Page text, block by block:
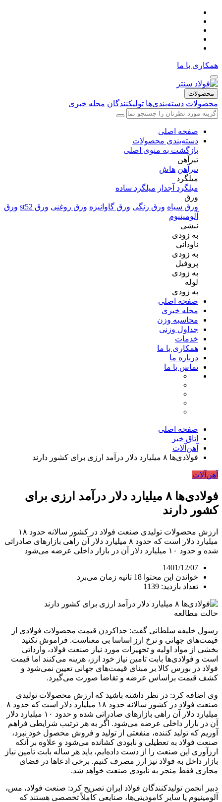
همکاری با ما
محصولات
محصولات دسته‌بندی‌ها تولیکنندگان مجله خبری
صفحه اصلی
دسته‌بندی محصولات
بازگشت به منوی اصلی
تیرآهن
تیرآهن هاش
میلگرد
میلگرد آجدار میلگرد ساده
ورق
ورق سیاه ورق رنگی ورق گاوانیزه ورق روغنی ورق st52
ورق
آلومینیوم
نبشی
به زودی
ناودانی
به زودی
پروفیل
به زودی
لوله
به زودی
صفحه اصلی
مجله خبری
محاسبه وزن
جداول وزنی
خدمات
همکاری با ما
درباره ما
تماس با ما
صفحه اصلی
اتاق خبر
آهن‌آلات
فولادی‌ها ۸ میلیارد دلار درآمد ارزی برای کشور دارند
آهن‌آلات
فولادی‌ها ۸ میلیارد دلار درآمد ارزی برای
کشور دارند
ارزش محصولات تولیدی صنعت فولاد در کشور سالانه حدود ۱۸
میلیارد دلار است که حدود ۸ میلیارد دلار آن راهی بازار‌های صادراتی
شده و حدود ۱۰ میلیارد دلار آن در بازار داخلی عرضه می‌شود
1401/12/07
خواندن این محتوا 18 ثانیه زمان می‌برد
تعداد بازدید: 1139
حالت مطالعه
رسول خلیفه سلطانی گفت: جداکردن قیمت محصولات فولادی از
قیمت‌های جهانی و نرخ ارز اساسا بی معناست. فراموش نکنید
بخشی از مواد اولیه و تجهیزات مورد نیاز صنعت فولاد، وارداتی
است و فولادی‌ها بابت تامین نیاز خود ارز، هزینه می‌کنند اما قیمت
فولاد در بورس کالا بر مبنای قیمت‌های جهانی تعیین نمی‌شود و
کشف قیمت براساس عرضه و تقاضا صورت می‌گیرد.
وی اضافه کرد: در نظر داشته باشید که ارزش محصولات تولیدی
صنعت فولاد در کشور سالانه حدود ۱۸ میلیارد دلار است که حدود ۸
میلیارد دلار آن راهی بازار‌های صادراتی شده و حدود ۱۰ میلیارد دلار
آن در بازار داخلی عرضه می‌شود. اگر به هر ترتیب شرایطی فراهم
آوریم که تولید کننده، منفعتی از تولید و فروش محصول خود نبرد،
صنعت فولاد به تعطیلی و نابودی کشانده می‌شود و علاوه بر آنکه
ارزآوری این صنعت را از دست داده‌ایم، باید هر ساله بابت تامین نیاز
بازار داخل به فولاد نیز ارز مصرف کنیم. برخی ادعا‌ها در فضای
مجازی فقط منجر به نابودی صنعت خواهد شد.
دبیر انجمن تولیدکنندگان فولاد ایران تصریح کرد: صنعت فولاد، مس،
آلومینیوم یا سایر کامودیتی‌ها، صنایعی کاملاً تخصصی هستند که